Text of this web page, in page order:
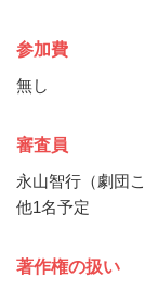
参加費
無し
審査員
永山智行（劇団
他1名予定
著作権の扱い